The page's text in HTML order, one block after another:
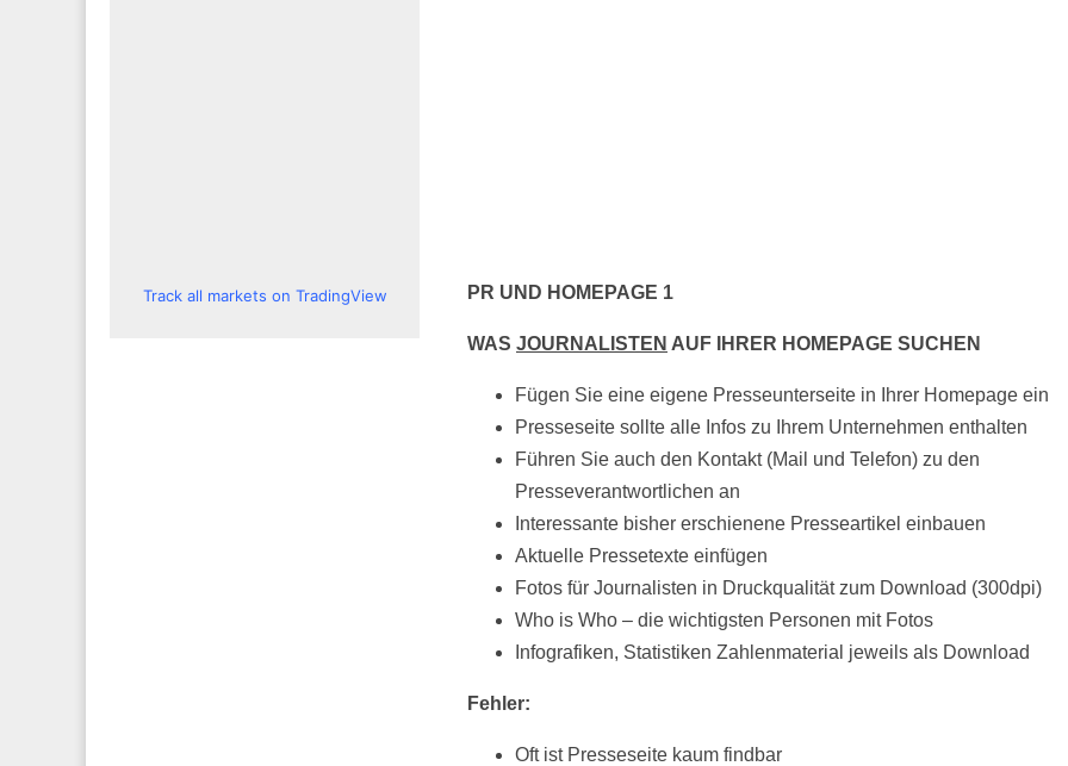
PR UND HOMEPAGE 1
WAS JOURNALISTEN AUF IHRER HOMEPAGE SUCHEN
Fügen Sie eine eigene Presseunterseite in Ihrer Homepage ein
Presseseite sollte alle Infos zu Ihrem Unternehmen enthalten
Führen Sie auch den Kontakt (Mail und Telefon) zu den
Presseverantwortlichen an
Interessante bisher erschienene Presseartikel einbauen
Aktuelle Pressetexte einfügen
Fotos für Journalisten in Druckqualität zum Download (300dpi)
Who is Who – die wichtigsten Personen mit Fotos
Infografiken, Statistiken Zahlenmaterial jeweils als Download
Fehler:
Oft ist Presseseite kaum findbar
Track all markets on TradingView